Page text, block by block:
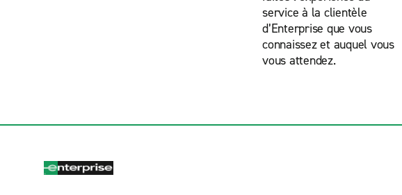
service à la clientèle
d’Enterprise que vous
connaissez et auquel vous
vous attendez.